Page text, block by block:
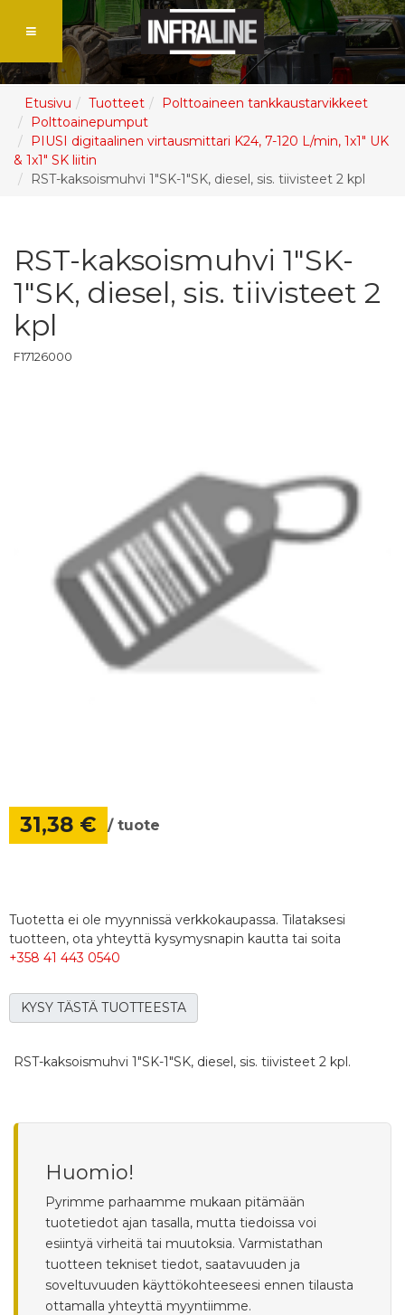
Etusivu Tuotteet
Polttoaineen tankkaustarvikkeet
Polttoainepumput
PIUSI digitaalinen virtausmittari K24, 7-120 L/min, 1x1" UK
& 1x1" SK liitin
RST-kaksoismuhvi 1"SK-1"SK, diesel, sis. tiivisteet 2 kpl
RST-kaksoismuhvi 1"SK-
1"SK, diesel, sis. tiivisteet 2
kpl
F17126000
31,38 € / tuote
Tuotetta ei ole myynnissä verkkokaupassa. Tilataksesi
tuotteen, ota yhteyttä kysymysnapin kautta tai soita
+358 41 443 0540
KYSY TÄSTÄ TUOTTEESTA
RST-kaksoismuhvi 1"SK-1"SK, diesel, sis. tiivisteet 2 kpl.
Huomio!
Pyrimme parhaamme mukaan pitämään
tuotetiedot ajan tasalla, mutta tiedoissa voi
esiintyä virheitä tai muutoksia. Varmistathan
tuotteen tekniset tiedot, saatavuuden ja
soveltuvuuden käyttökohteeseesi ennen tilausta
ottamalla yhteyttä myyntiimme.